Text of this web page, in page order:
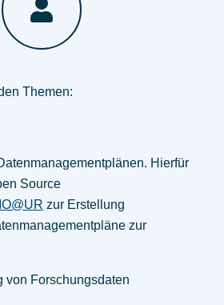
Themen:
Hierfür
Source
zur Erstellung
zur
von Forschungsdaten